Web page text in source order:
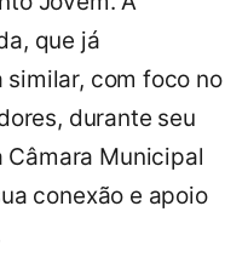
que já
com foco no
durante seu
Câmara Municipal
conexão e apoio